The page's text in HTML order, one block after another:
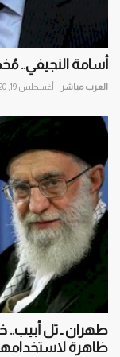
أسامة النجيفي..
العرب مباشر أغسطس 19, 2020
طهران ـ تل
ظاهرة